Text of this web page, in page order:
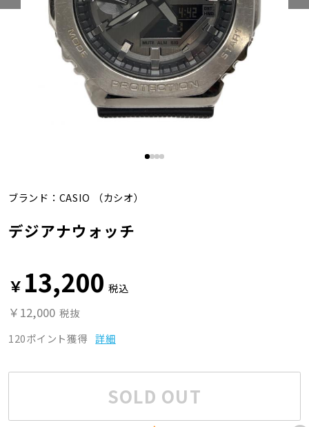
ブランド： CASIO （カシオ）
デジアナウォッチ
￥ 13,200 税込
￥12,000 税抜
120ポイント獲得 詳細
SOLD OUT